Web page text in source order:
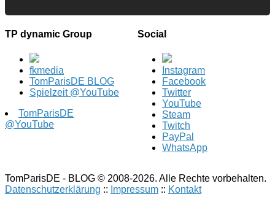
TP dynamic Group
fkmedia
TomParisDE BLOG
Spielzeit @YouTube
TomParisDE
@YouTube
Social
Instagram
Facebook
Twitter
YouTube
Steam
Twitch
PayPal
WhatsApp
TomParisDE - BLOG © 2008-2026. Alle Rechte vorbehalten.
Datenschutzerklärung :: Impressum :: Kontakt